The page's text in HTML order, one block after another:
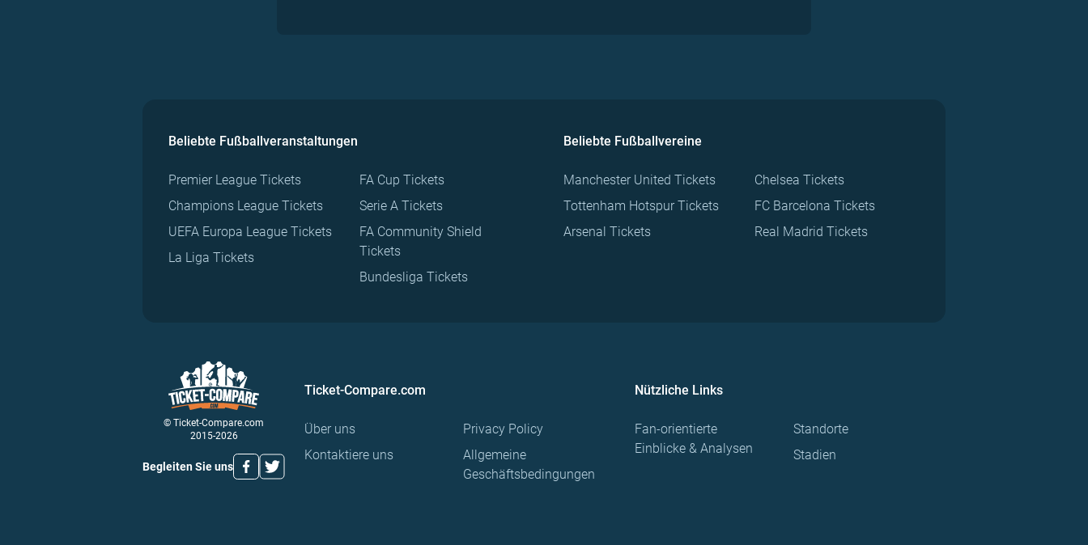
Beliebte Fußballveranstaltungen
Premier League Tickets
Champions League Tickets
UEFA Europa League Tickets
La Liga Tickets
FA Cup Tickets
Serie A Tickets
FA Community Shield
Tickets
Bundesliga Tickets
Beliebte Fußballvereine
Manchester United Tickets
Tottenham Hotspur Tickets
Arsenal Tickets
Chelsea Tickets
FC Barcelona Tickets
Real Madrid Tickets
© Ticket-Compare.com
2015-2026
Begleiten Sie uns
Ticket-Compare.com
Über uns
Kontaktiere uns
Privacy Policy
Allgemeine
Geschäftsbedingungen
Nützliche Links
Fan-orientierte
Einblicke & Analysen
Standorte
Stadien